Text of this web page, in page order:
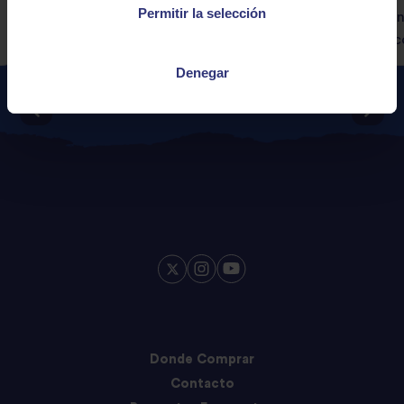
Permitir la selección
Denegar
ligeramente más suave.
Donde Comprar
Contacto